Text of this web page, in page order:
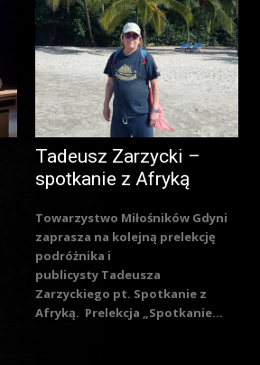
Tadeusz Zarzycki –
spotkanie z Afryką
Towarzystwo Miłośników Gdyni
zaprasza na kolejną prelekcję
podróżnika i
publicysty Tadeusza
Zarzyckiego pt. Spotkanie z
Afryką. Prelekcja „Spotkanie...